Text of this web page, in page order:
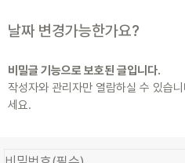
날짜 변경가능한가요?
비밀글 기능으로 보호된 글입니다.
작성자와 관리자만 열람하실 수 있습
세요.